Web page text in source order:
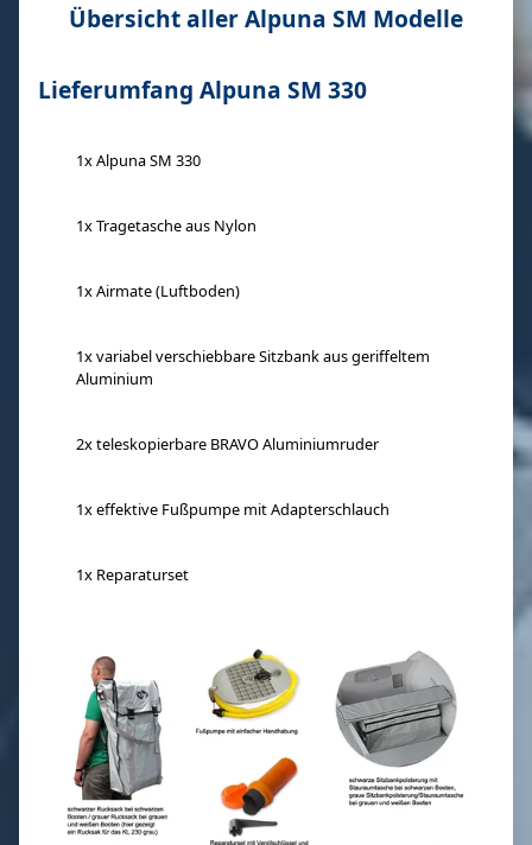
Übersicht aller Alpuna SM Modelle
Lieferumfang Alpuna SM 330
1x Alpuna SM 330
1x Tragetasche aus Nylon
1x Airmate (Luftboden)
1x variabel verschiebbare Sitzbank aus geriffeltem
Aluminium
2x teleskopierbare BRAVO Aluminiumruder
1x effektive Fußpumpe mit Adapterschlauch
1x Reparaturset